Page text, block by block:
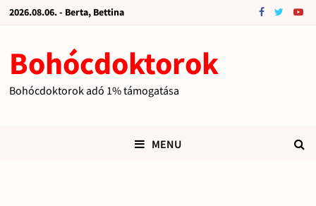
2026.08.06. - Berta, Bettina
Bohócdoktorok
Bohócdoktorok adó 1% támogatása
MENU